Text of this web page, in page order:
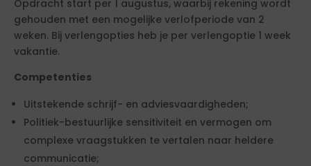
Opdracht start per 1 augustus, waarbij rekening wordt
gehouden met een mogelijke verlofperiode van 2
weken. Bij verlengopties heb je per verlengoptie 1 week
vakantie.
Competenties
Uitstekende schrijf- en adviesvaardigheden;
Politiek-bestuurlijke sensitiviteit en vermogen om
complexe vraagstukken te vertalen naar heldere
communicatie;